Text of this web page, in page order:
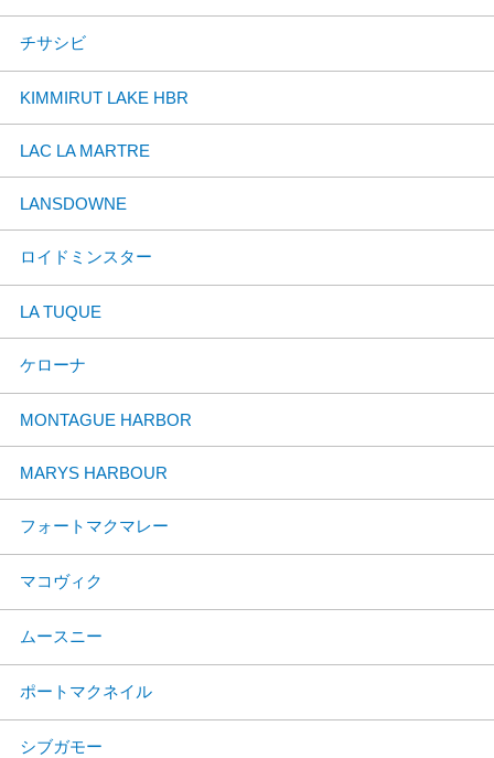
チサシビ
KIMMIRUT LAKE HBR
LAC LA MARTRE
LANSDOWNE
ロイドミンスター
LA TUQUE
ケローナ
MONTAGUE HARBOR
MARYS HARBOUR
フォートマクマレー
マコヴィク
ムースニー
ポートマクネイル
シブガモー